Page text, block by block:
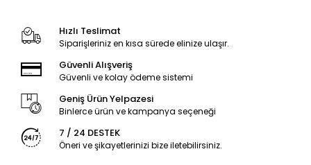
Hızlı Teslimat
Siparişleriniz en kısa sürede elinize ulaşır.
Güvenli Alışveriş
Güvenli ve kolay ödeme sistemi
Geniş Ürün Yelpazesi
Binlerce ürün ve kampanya seçeneği
7 / 24 DESTEK
Öneri ve şikayetlerinizi bize iletebilirsiniz.